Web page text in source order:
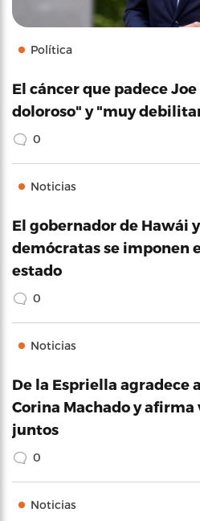
Política
El cáncer que padece
doloroso" y "muy
0
Noticias
El gobernador de Hawái
demócratas se imponen
estado
0
Noticias
De la Espriella agradece
Corina Machado y
juntos
0
Noticias